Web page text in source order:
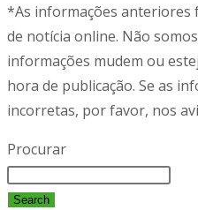
*As informações anteriores
de notícia online. Não
informações mudem ou
hora de publicação. Se as
incorretas, por favor, nos
Procurar
Search